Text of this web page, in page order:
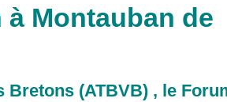
à Montauban de
Bretons (ATBVB) , le